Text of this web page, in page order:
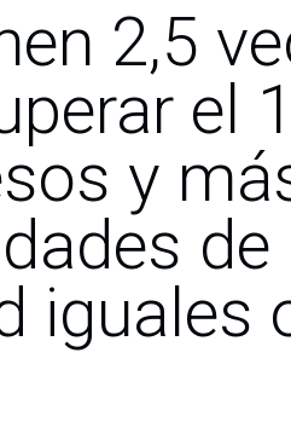
2,5
el
y
iguales